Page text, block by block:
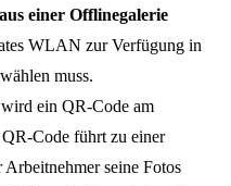
einer Offlinegalerie
WLAN zur Verfügung in
muss.
ein QR-Code am
Code führt zu einer
seine Fotos